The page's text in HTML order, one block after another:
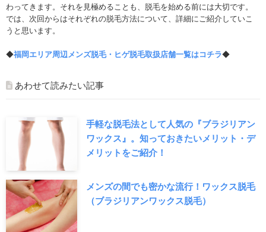
わってきます。それを見極めることも、脱毛を始める前には大切です。
では、次回からはそれぞれの脱毛方法について、詳細にご紹介していこ
うと思います。
◆福岡エリア周辺メンズ脱毛・ヒゲ脱毛取扱店舗一覧はコチラ◆
あわせて読みたい記事
手軽な脱毛法として人気の『ブラジリアン
ワックス』。知っておきたいメリット・デ
メリットをご紹介！
メンズの間でも密かな流行！ワックス脱毛
（ブラジリアンワックス脱毛）